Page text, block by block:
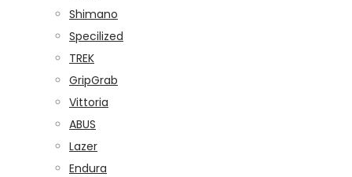
Shimano
Specilized
TREK
GripGrab
Vittoria
ABUS
Lazer
Endura